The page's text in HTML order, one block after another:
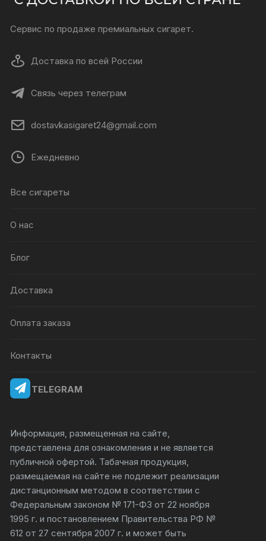
Сервис по продаже премиальных сигарет.
Доставка по всей России
Связь через телеграм
dostavkasigaret24@gmail.com
Ежедневно
Все сигареты
О нас
Блог
Доставка
Оплата заказа
Контакты
TELEGRAM
Информация, размещенная на сайте,
представлена для ознакомления и не является
публичной офертой. Табачная продукция,
размещаемая на сайте не подлежит реализации
дистанционным методом в соответствии с
Федеральным законом № 171-ФЗ от 22 ноября
1995 г. и постановлением Правительства РФ №
612 от 27 сентября 2007 г. и может быть